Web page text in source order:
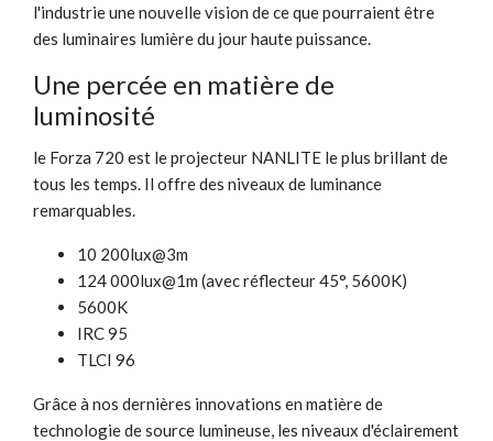
l'industrie une nouvelle vision de ce que pourraient être
des luminaires lumière du jour haute puissance.
Une percée en matière de
luminosité
le Forza 720 est le projecteur NANLITE le plus brillant de
tous les temps. Il offre des niveaux de luminance
remarquables.
10 200lux@3m
124 000lux@1m (avec réflecteur 45°, 5600K)
5600K
IRC 95
TLCI 96
Grâce à nos dernières innovations en matière de
technologie de source lumineuse, les niveaux d'éclairement